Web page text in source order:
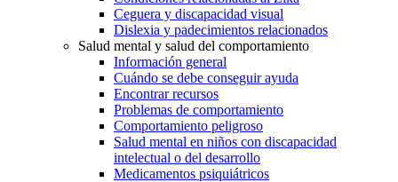
Ceguera y discapacidad visual
Dislexia y padecimientos relacionados
Salud mental y salud del comportamiento
Información general
Cuándo se debe conseguir ayuda
Encontrar recursos
Problemas de comportamiento
Comportamiento peligroso
Salud mental en niños con discapacidad
intelectual o del desarrollo
Medicamentos psiquiátricos